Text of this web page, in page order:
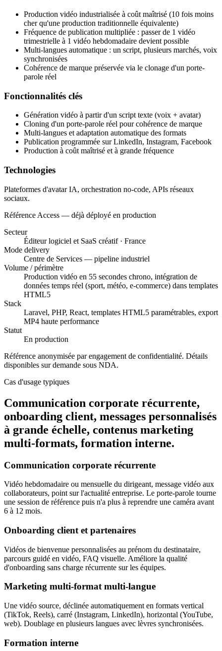
Production vidéo industrialisée à coût maîtrisé (10 fois moins
cher qu'une production traditionnelle équivalente)
Fréquence de publication multipliée : passer de 1 vidéo
trimestrielle à 1 vidéo hebdomadaire devient possible
Multi-langues automatique : un script, plusieurs marchés, voix
synchronisées
Cohérence de marque préservée via le clonage d'un porte-
parole réel
Fonctionnalités clés
Génération vidéo à partir d'un script texte (voix + avatar)
Cloning d'un porte-parole réel pour cohérence de marque
Multi-langues et adaptation automatique des formats
Publication programmée sur LinkedIn, Instagram, Facebook
Production à coût maîtrisé et à grande fréquence
Technologies
Plateformes d'avatar IA, orchestration no-code, APIs réseaux
sociaux.
Référence Access — déjà déployé en production
Secteur
Éditeur logiciel et SaaS créatif · France
Mode delivery
Centre de Services — pipeline industriel
Volume / périmètre
Production vidéo en 55 secondes chrono, intégration de
données temps réel (sport, météo, e-commerce) dans templates
HTML5
Stack
Laravel, PHP, React, templates HTML5 paramétrables, export
MP4 haute performance
Statut
En production
Référence anonymisée par engagement de confidentialité. Détails
disponibles sur demande sous NDA.
Cas d'usage typiques
Communication corporate récurrente,
onboarding client, messages personnalisés
à grande échelle, contenus marketing
multi-formats, formation interne.
Communication corporate récurrente
Vidéo hebdomadaire ou mensuelle du dirigeant, message vidéo aux
collaborateurs, point sur l'actualité entreprise. Le porte-parole tourne
une session de référence puis n'a plus à reprendre une caméra avant
6 à 12 mois.
Onboarding client et partenaires
Vidéos de bienvenue personnalisées au prénom du destinataire,
parcours guidé en vidéo, FAQ visuelle. Améliore la qualité
d'onboarding sans charge récurrente sur les équipes.
Marketing multi-format multi-langue
Une vidéo source, déclinée automatiquement en formats vertical
(TikTok, Reels), carré (Instagram, LinkedIn), horizontal (YouTube,
web). Doublage en plusieurs langues avec lèvres synchronisées.
Formation interne